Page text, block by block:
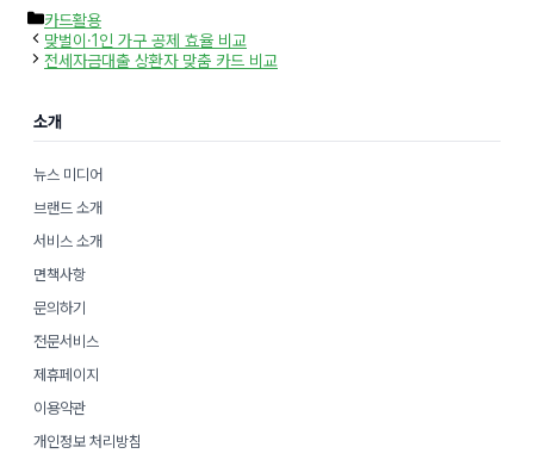
카
테
고
리
카드활용
맞벌이·1인 가구 공제 효율 비교
전세자금대출 상환자 맞춤 카드 비교
소개
뉴스 미디어
브랜드 소개
서비스 소개
면책사항
문의하기
전문서비스
제휴페이지
이용약관
개인정보 처리방침